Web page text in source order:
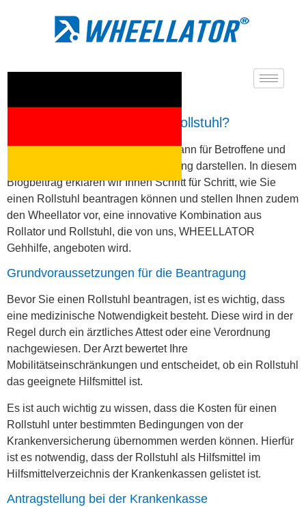
Wie beantragt man einen Rollstuhl?
Die Beantragung eines Rollstuhls kann für Betroffene und
ihre Familien oft eine Herausforderung darstellen. In diesem
Blogbeitrag erklären wir Ihnen Schritt für Schritt, wie Sie
einen Rollstuhl beantragen können und stellen Ihnen zudem
den Wheellator vor, eine innovative Kombination aus
Rollator und Rollstuhl, die von uns, WHEELLATOR
Gehhilfe, angeboten wird.
Grundvoraussetzungen für die Beantragung
Bevor Sie einen Rollstuhl beantragen, ist es wichtig, dass
eine medizinische Notwendigkeit besteht. Diese wird in der
Regel durch ein ärztliches Attest oder eine Verordnung
nachgewiesen. Der Arzt bewertet Ihre
Mobilitätseinschränkungen und entscheidet, ob ein Rollstuhl
das geeignete Hilfsmittel ist.
Es ist auch wichtig zu wissen, dass die Kosten für einen
Rollstuhl unter bestimmten Bedingungen von der
Krankenversicherung übernommen werden können. Hierfür
ist es notwendig, dass der Rollstuhl als Hilfsmittel im
Hilfsmittelverzeichnis der Krankenkassen gelistet ist.
Antragstellung bei der Krankenkasse